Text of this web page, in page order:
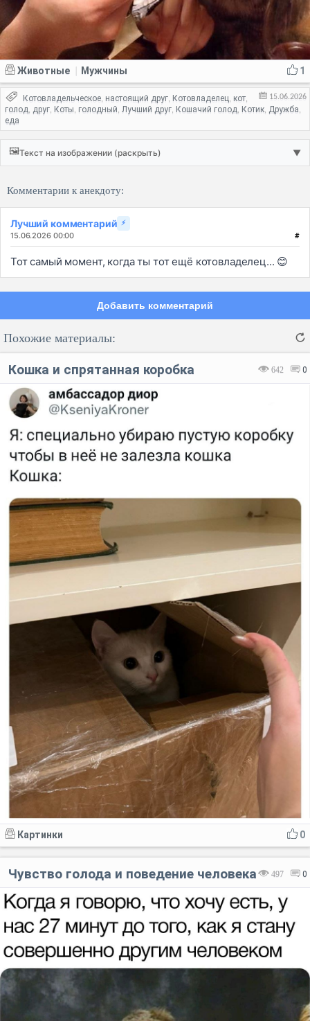
1
Животные Мужчины
15.06.2026
Котовладельческое, настоящий друг, Котовладелец, кот,
голод, друг, Коты, голодный, Лучший друг, Кошачий голод, Котик, Дружба,
еда
🖼️Текст на изображении (раскрыть) ▼
Комментарии к анекдоту:
Лучший комментарий ⚡
15.06.2026 00:00 #
Тот самый момент, когда ты тот ещё котовладелец... 😊
Добавить комментарий
Код: Отмена Отправить
Похожие материалы:
642 0
Кошка и спрятанная коробка
0
Картинки
497 0
Чувство голода и поведение человека